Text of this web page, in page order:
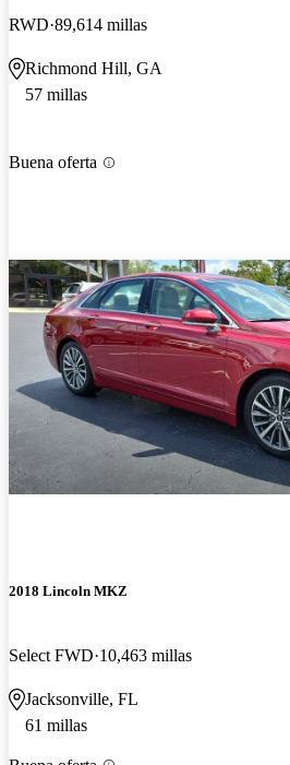
RWD 89,614 millas
Richmond Hill, GA
57 millas
Buena oferta
2018 Lincoln MKZ
Select FWD 10,463 millas
Jacksonville, FL
61 millas